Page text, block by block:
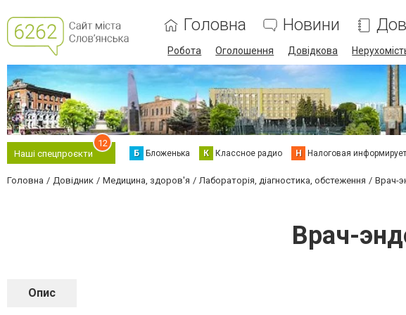
Головна Новини
Робота Оголошення Довідкова
Наші спецпроєкти
12
Б Бложенька К Классное радио Н Налоговая информирует
Головна Довідник Медицина, здоров'я Лабораторія, діагностика, обстеження Врач-
Врач-
Опис